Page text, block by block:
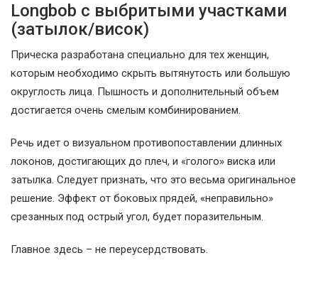
Longbob с выбритыми участками
(затылок/висок)
Прическа разработана специально для тех женщин,
которым необходимо скрыть вытянутость или большую
округлость лица. Пышность и дополнительный объем
достигается очень смелым комбинированием.
Речь идет о визуальном противопоставлении длинных
локонов, достигающих до плеч, и «голого» виска или
затылка. Следует признать, что это весьма оригинальное
решение. Эффект от боковых прядей, «неправильно»
срезанных под острый угол, будет поразительным.
Главное здесь – не переусердствовать.